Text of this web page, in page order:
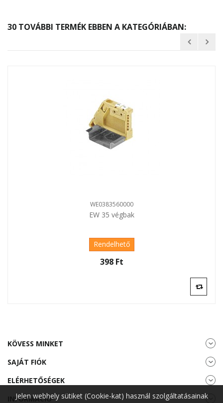
30 TOVÁBBI TERMÉK EBBEN A KATEGÓRIÁBAN:
WE0383560000
EW 35 végbak
Rendelhető
398 Ft‎
KÖVESS MINKET
SAJÁT FIÓK
ELÉRHETŐSÉGEK
INFORMÁCIÓ
Jelen webhely sütiket (Cookie-kat) használ szolgáltatásainak